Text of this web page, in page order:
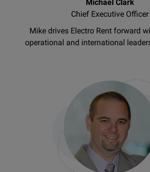
Michael Clark
Chief Executive Officer
Mike drives Electro Rent forward
operational and international